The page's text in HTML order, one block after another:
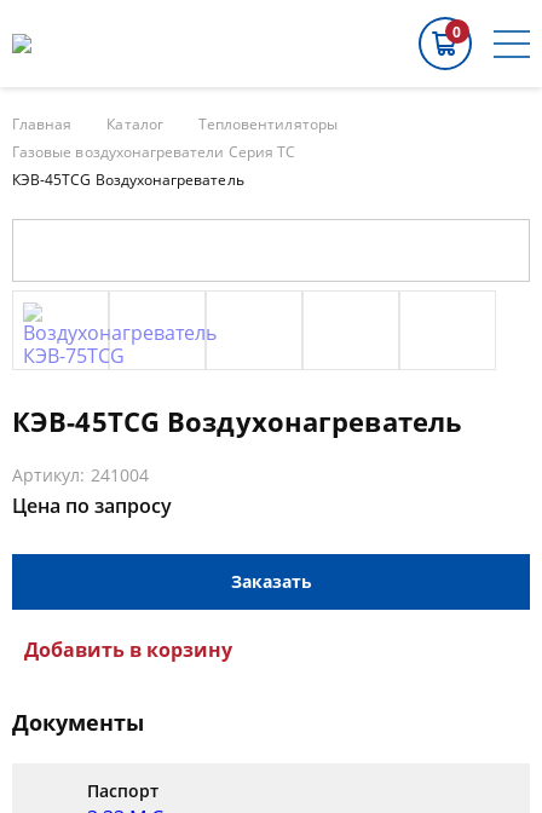
0
Главная Каталог
Тепловентиляторы
Газовые воздухонагреватели Серия TC
КЭВ-45TСG Воздухонагреватель
КЭВ-45TСG Воздухонагреватель
Артикул: 241004
Цена по запросу
Заказать
Добавить в корзину
Документы
Паспорт